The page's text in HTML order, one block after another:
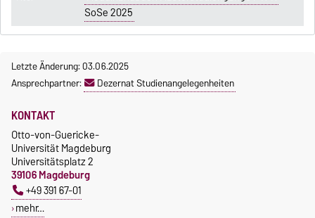
SoSe 2025
Letzte Änderung: 03.06.2025
Ansprechpartner:
Dezernat Studienangelegenheiten
KONTAKT
Otto-von-Guericke-
Universität Magdeburg
Universitätsplatz 2
39106 Magdeburg
+49 391 67-01
mehr…